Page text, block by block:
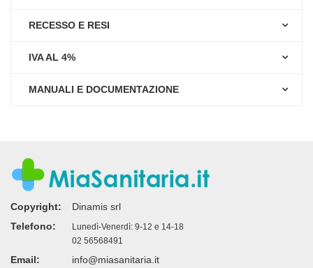
RECESSO E RESI
IVA AL 4%
MANUALI E DOCUMENTAZIONE
Copyright:
Dinamis srl
Telefono:
Lunedì-Venerdì: 9-12 e 14-18
02 56568491
Email: info@miasanitaria.it